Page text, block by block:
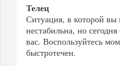
Телец
Ситуация, в которой вы
нестабильна, но сегодня
вас. Воспользуйтесь
быстротечен.